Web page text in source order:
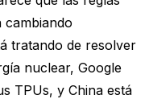
cambiando
tratando de resolver
nuclear, Google
TPUs, y China está